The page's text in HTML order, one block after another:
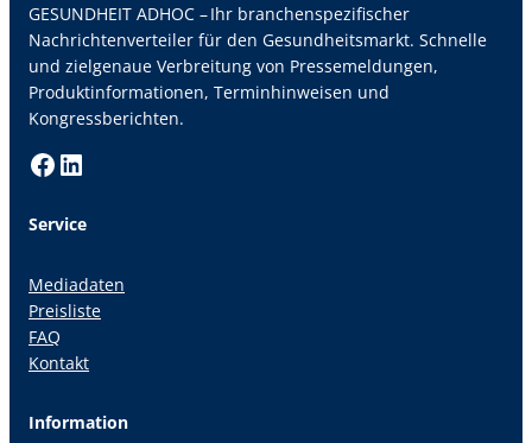
GESUNDHEIT ADHOC – Ihr branchenspezifischer
Nachrichtenverteiler für den Gesundheitsmarkt. Schnelle
und zielgenaue Verbreitung von Pressemeldungen,
Produktinformationen, Terminhinweisen und
Kongressberichten.
Facebook LinkedIn
Service
Mediadaten
Preisliste
FAQ
Kontakt
Information